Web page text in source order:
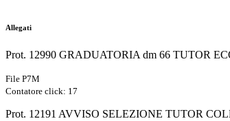
Allegati
Prot. 12990 GRADUATORIA dm 66 TUTOR
File P7M
Contatore click: 17
Prot. 12191 AVVISO SELEZIONE TUTOR